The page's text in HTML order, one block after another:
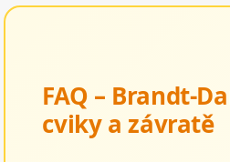
FAQ – Brandt-
cviky a závratě